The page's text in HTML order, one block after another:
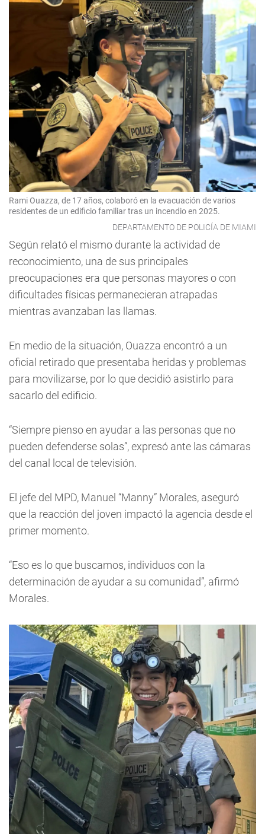
Rami Ouazza, de 17 años, colaboró en la evacuación de varios
residentes de un edificio familiar tras un incendio en 2025.
DEPARTAMENTO DE POLICÍA DE MIAMI
Según relató el mismo durante la actividad de
reconocimiento, una de sus principales
preocupaciones era que personas mayores o con
dificultades físicas permanecieran atrapadas
mientras avanzaban las llamas.
En medio de la situación, Ouazza encontró a un
oficial retirado que presentaba heridas y problemas
para movilizarse, por lo que decidió asistirlo para
sacarlo del edificio.
“Siempre pienso en ayudar a las personas que no
pueden defenderse solas”, expresó ante las cámaras
del canal local de televisión.
El jefe del MPD, Manuel “Manny” Morales, aseguró
que la reacción del joven impactó la agencia desde el
primer momento.
“Eso es lo que buscamos, individuos con la
determinación de ayudar a su comunidad”, afirmó
Morales.